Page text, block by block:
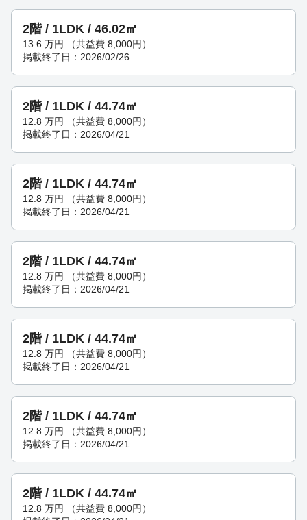
2階 / 1LDK / 46.02㎡
13.6 万円 （共益費 8,000円）
掲載終了日：2026/02/26
2階 / 1LDK / 44.74㎡
12.8 万円 （共益費 8,000円）
掲載終了日：2026/04/21
2階 / 1LDK / 44.74㎡
12.8 万円 （共益費 8,000円）
掲載終了日：2026/04/21
2階 / 1LDK / 44.74㎡
12.8 万円 （共益費 8,000円）
掲載終了日：2026/04/21
2階 / 1LDK / 44.74㎡
12.8 万円 （共益費 8,000円）
掲載終了日：2026/04/21
2階 / 1LDK / 44.74㎡
12.8 万円 （共益費 8,000円）
掲載終了日：2026/04/21
2階 / 1LDK / 44.74㎡
12.8 万円 （共益費 8,000円）